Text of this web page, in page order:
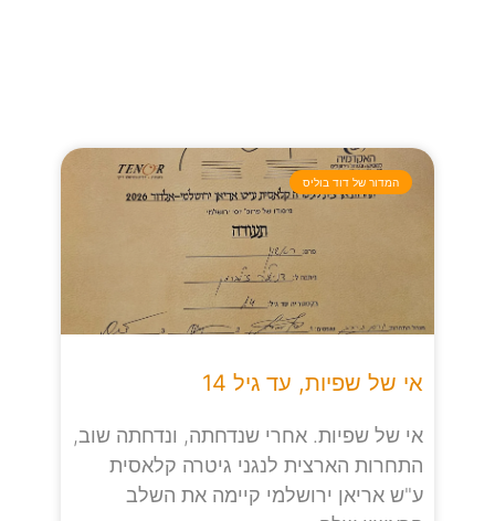
המדור של דוד בוליס
אי של שפיות, עד גיל 14
אי של שפיות. אחרי שנדחתה, ונדחתה שוב,
התחרות הארצית לנגני גיטרה קלאסית
ע"ש אריאן ירושלמי קיימה את השלב